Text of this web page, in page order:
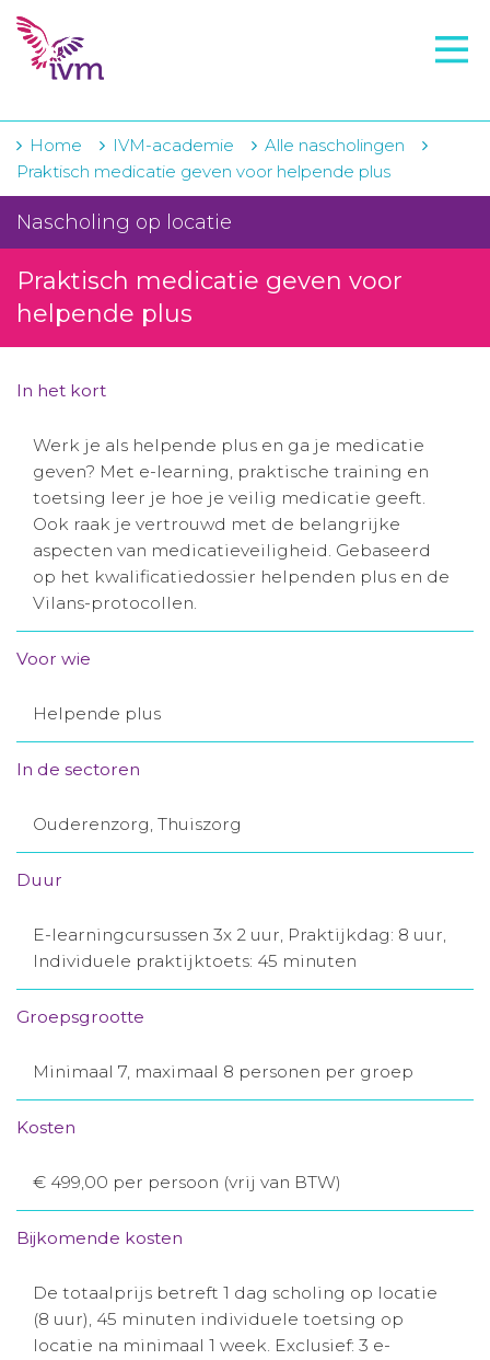
VMI
IVM-academie
Zorginstellingen
Voorschrijfgedrag
Projecten
Over IVM
Winkelwagentje
Aanmelden nieuwsbrief
Inloggen
Home IVM-academie
Alle nascholingen
Praktisch medicatie geven voor helpende plus
Nascholing op locatie
Praktisch medicatie geven voor
helpende plus
In het kort
Werk je als helpende plus en ga je medicatie
geven? Met e-learning, praktische training en
toetsing leer je hoe je veilig medicatie geeft.
Ook raak je vertrouwd met de belangrijke
aspecten van medicatieveiligheid. Gebaseerd
op het kwalificatiedossier helpenden plus en de
Vilans-protocollen.
Voor wie
Helpende plus
In de sectoren
Ouderenzorg, Thuiszorg
Duur
E-learningcursussen 3x 2 uur, Praktijkdag: 8 uur,
Individuele praktijktoets: 45 minuten
Groepsgrootte
Minimaal 7, maximaal 8 personen per groep
Kosten
€ 499,00 per persoon (vrij van BTW)
Bijkomende kosten
De totaalprijs betreft 1 dag scholing op locatie
(8 uur), 45 minuten individuele toetsing op
locatie na minimaal 1 week. Exclusief: 3 e-